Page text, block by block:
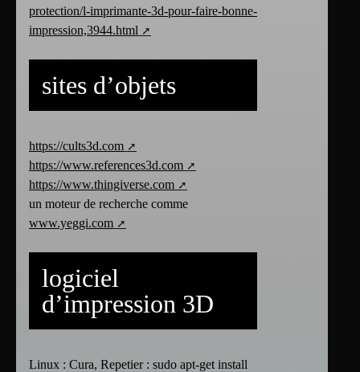
protection/l-imprimante-3d-pour-faire-bonne-
impression,3944.html
sites d’objets
https://cults3d.com
https://www.references3d.com
https://www.thingiverse.com
un moteur de recherche comme
www.yeggi.com
logiciel
d’impression 3D
Linux : Cura, Repetier : sudo apt-get install